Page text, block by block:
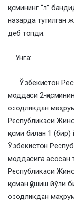
қисмининг “л”
назарда тутилган
деб топди.
Унга:
Ўзбекистон
моддаси 2-
озодликдан
Республикаси
қисми билан 1
Ўзбекистон
моддасига асосан
Республикаси
қисман қўшиш йўли
озодликдан